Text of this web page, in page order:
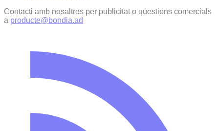
Contacti amb nosaltres per publicitat o qüestions comercials
a producte@bondia.ad